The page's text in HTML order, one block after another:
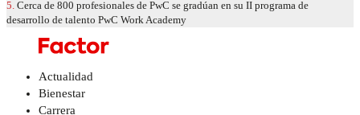
5. Cerca de 800 profesionales de PwC se gradúan en su II programa de
desarrollo de talento PwC Work Academy
Actualidad
Bienestar
Carrera